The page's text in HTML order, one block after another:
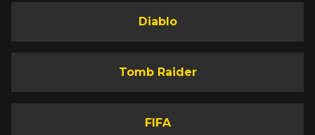
Diablo
Tomb Raider
FIFA